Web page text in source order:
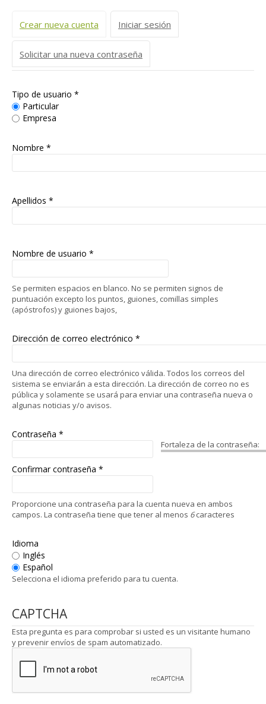
Solapas principales
Crear nueva cuenta (solapa activa)
Iniciar sesión
Solicitar una nueva contraseña
Tipo de usuario *
Particular
Empresa
Nombre *
Apellidos *
Nombre de usuario *
Se permiten espacios en blanco. No se permiten signos de
puntuación excepto los puntos, guiones, comillas simples
(apóstrofos) y guiones bajos,
Dirección de correo electrónico *
Una dirección de correo electrónico válida. Todos los correos del
sistema se enviarán a esta dirección. La dirección de correo no es
pública y solamente se usará para enviar una contraseña nueva o
algunas noticias y/o avisos.
Fortaleza de la contraseña:
Contraseña *
Confirmar contraseña *
Proporcione una contraseña para la cuenta nueva en ambos
campos. La contraseña tiene que tener al menos 6caracteres
Idioma
Inglés
Español
Selecciona el idioma preferido para tu cuenta.
CAPTCHA
Esta pregunta es para comprobar si usted es un visitante humano
y prevenir envíos de spam automatizado.